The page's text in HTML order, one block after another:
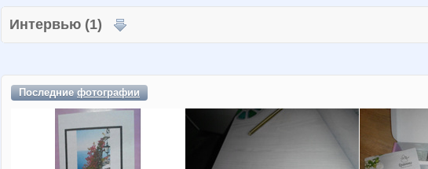
Интервью (1)
Последниефотографии